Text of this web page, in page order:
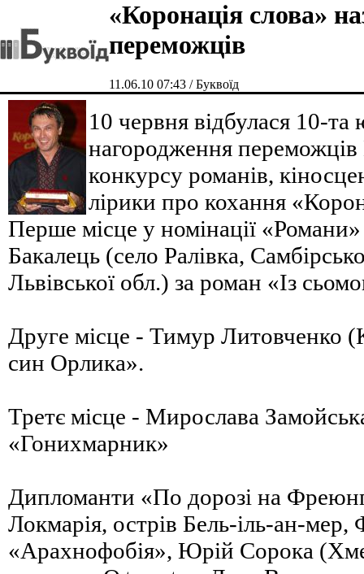
«Коронація слова»
переможців
11.06.10 07:43 / Буквоїд
10 червня відбулася 10-та
нагородження переможців
конкурсу романів,
лірики про кохання
Перше місце у номінації
Бакалець (село Ралівка,
Львівської обл.) за роман «Із
Друге місце - Тимур Литовченко
син Орлика».
Третє місце - Мирослава
«Гонихмарник»
Дипломанти «По дорозі на
Локмарія, острів Бель-іль-ан-мер,
«Арахнофобія», Юрій Сорока